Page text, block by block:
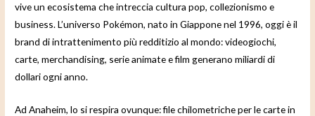
vive un ecosistema che intreccia cultura pop, collezionismo e
business. L’universo Pokémon, nato in Giappone nel 1996, oggi è il
brand di intrattenimento più redditizio al mondo: videogiochi,
carte, merchandising, serie animate e film generano miliardi di
dollari ogni anno.
Ad Anaheim, lo si respira ovunque: file chilometriche per le carte in